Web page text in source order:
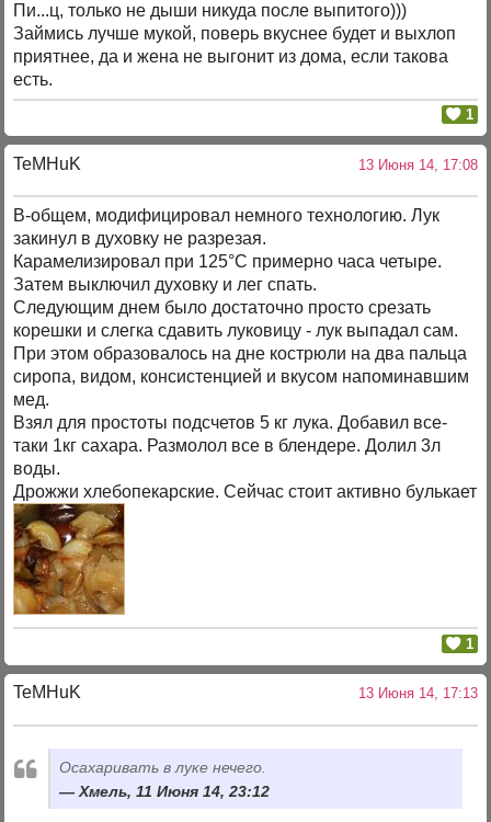
Пи...ц, только не дыши никуда после выпитого)))
Займись лучше мукой, поверь вкуснее будет и выхлоп
приятнее, да и жена не выгонит из дома, если такова
есть.
1
TeMHuK 13 Июня 14, 17:08
В-общем, модифицировал немного технологию. Лук
закинул в духовку не разрезая.
Карамелизировал при 125°С примерно часа четыре.
Затем выключил духовку и лег спать.
Следующим днем было достаточно просто срезать
корешки и слегка сдавить луковицу - лук выпадал сам.
При этом образовалось на дне кострюли на два пальца
сиропа, видом, консистенцией и вкусом напоминавшим
мед.
Взял для простоты подсчетов 5 кг лука. Добавил все-
таки 1кг сахара. Размолол все в блендере. Долил 3л
воды.
Дрожжи хлебопекарские. Сейчас стоит активно булькает
1
TeMHuK 13 Июня 14, 17:13
Осахаривать в луке нечего.
Хмель, 11 Июня 14, 23:12